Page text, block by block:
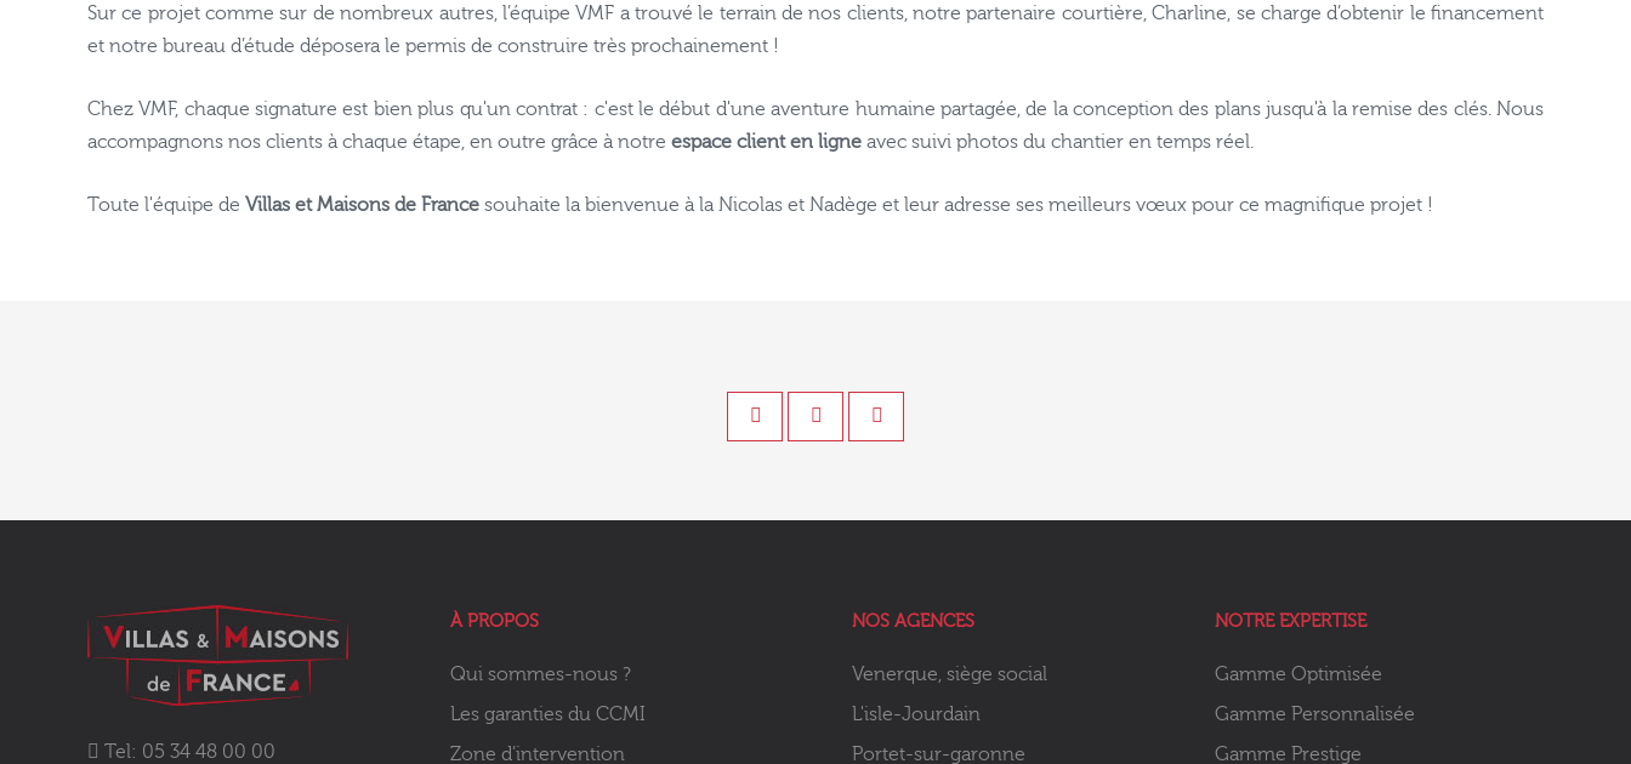
Sur ce projet comme sur de nombreux autres, l’équipe VMF a trouvé le terrain de nos clients, notre partenaire courtière, Charline, se charge d’obtenir le financement
et notre bureau d’étude déposera le permis de construire très prochainement !
Chez VMF, chaque signature est bien plus qu'un contrat : c'est le début d'une aventure humaine partagée, de la conception des plans jusqu'à la remise des clés. Nous
accompagnons nos clients à chaque étape, en outre grâce à notre espace client en ligne avec suivi photos du chantier en temps réel.
Toute l'équipe de Villas et Maisons de France souhaite la bienvenue à la Nicolas et Nadège et leur adresse ses meilleurs vœux pour ce magnifique projet !
Tel: 05 34 48 00 00
À PROPOS
Qui sommes-nous ?
Les garanties du CCMI
Zone d’intervention
NOS AGENCES
Venerque, siège social
L'isle-Jourdain
Portet-sur-garonne
NOTRE EXPERTISE
Gamme Optimisée
Gamme Personnalisée
Gamme Prestige